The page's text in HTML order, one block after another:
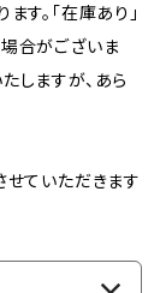
す。「在庫あり」
合がございま
しますが、あら
せていただきます